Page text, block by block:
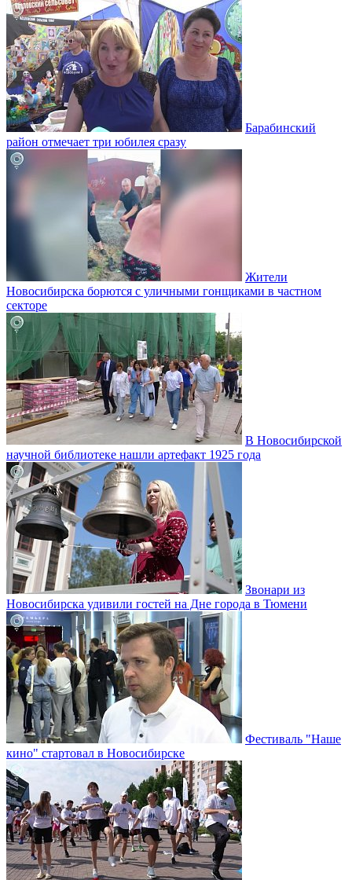
Барабинский
район отмечает три юбилея сразу
Жители
Новосибирска борются с уличными гонщиками в частном
секторе
В Новосибирской
научной библиотеке нашли артефакт 1925 года
Звонари из
Новосибирска удивили гостей на Дне города в Тюмени
Фестиваль "Наше
кино" стартовал в Новосибирске